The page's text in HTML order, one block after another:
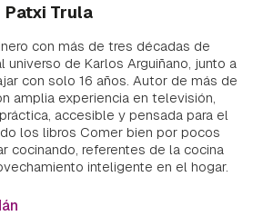
Patxi Trula
con más de tres décadas de
universo de Karlos Arguiñano, junto a
con solo 16 años. Autor de más de
amplia experiencia en televisión,
accesible y pensada para el
los libros Comer bien por pocos
cocinando, referentes de la cocina
inteligente en el hogar.